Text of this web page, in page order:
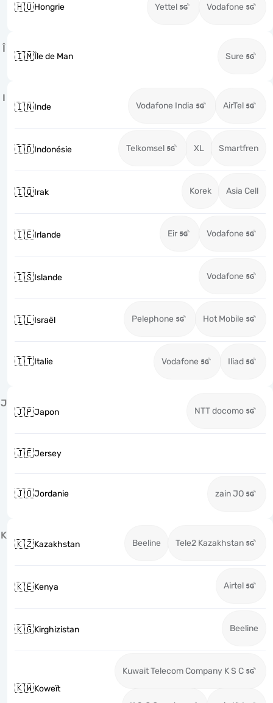
🇭🇺Hongrie Yettel Vodafone
Î
🇮🇲Île de Man Sure
I
🇮🇳Inde Vodafone India AirTel
🇮🇩Indonésie Telkomsel XL Smartfren
🇮🇶Irak Korek Asia Cell
🇮🇪Irlande Eir Vodafone
🇮🇸Islande Vodafone
🇮🇱Israël Pelephone Hot Mobile
🇮🇹Italie Vodafone Iliad
J
🇯🇵Japon NTT docomo
🇯🇪Jersey
🇯🇴Jordanie zain JO
K
🇰🇿Kazakhstan Beeline Tele2 Kazakhstan
🇰🇪Kenya Airtel
🇰🇬Kirghizistan Beeline
🇰🇼Koweït
Kuwait Telecom Company K S C